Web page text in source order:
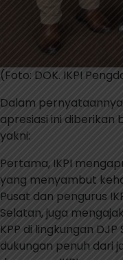
(Foto: DOK. IKPI
Dalam
apresiasi ini diberikan
yakni:
Pertama, IKPI
yang menyambut
Pusat dan pengurus
Selatan, juga
KPP di lingkungan
dukungan penuh dari